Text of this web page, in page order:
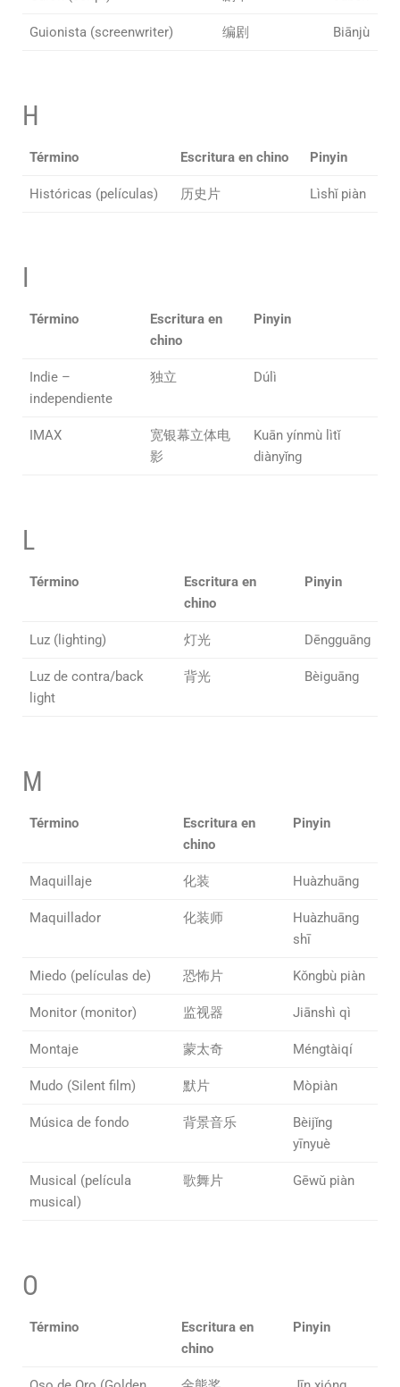
Guionista (screenwriter) 编剧 Biānjù
H
Término Escritura en chino Pinyin
Históricas (películas) 历史片 Lìshǐ piàn
I
Término
Escritura en
chino
Pinyin
Indie –
independiente
独立 Dúlì
IMAX
宽银幕立体电
影
Kuān yínmù lìtǐ
diànyǐng
L
Término
Escritura en
chino
Pinyin
Luz (lighting) 灯光 Dēngguāng
Luz de contra/back
light
背光 Bèiguāng
M
Término
Escritura en
chino
Pinyin
Maquillaje 化装 Huàzhuāng
Maquillador 化装师
Huàzhuāng
shī
Miedo (películas de) 恐怖片 Kǒngbù piàn
Monitor (monitor) 监视器 Jiānshì qì
Montaje 蒙太奇 Méngtàiqí
Mudo (Silent film) 默片 Mòpiàn
Música de fondo 背景音乐
Bèijǐng
yīnyuè
Musical (película
musical)
歌舞片 Gēwǔ piàn
O
Término
Escritura en
chino
Pinyin